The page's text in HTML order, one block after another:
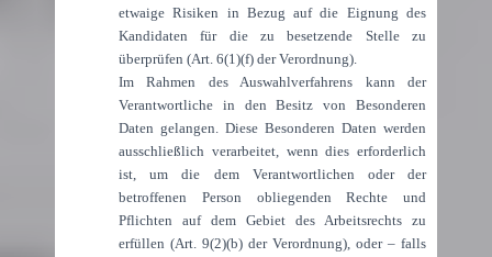
etwaige Risiken in Bezug auf die Eignung des
Kandidaten für die zu besetzende Stelle zu
überprüfen (Art. 6(1)(f) der Verordnung).
Im Rahmen des Auswahlverfahrens kann der
Verantwortliche in den Besitz von Besonderen
Daten gelangen. Diese Besonderen Daten werden
ausschließlich verarbeitet, wenn dies erforderlich
ist, um die dem Verantwortlichen oder der
betroffenen Person obliegenden Rechte und
Pflichten auf dem Gebiet des Arbeitsrechts zu
erfüllen (Art. 9(2)(b) der Verordnung), oder – falls